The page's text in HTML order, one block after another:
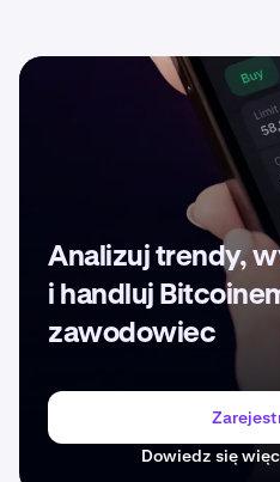
Analizuj trendy,
i handluj
zawodowiec
Dowiedz się